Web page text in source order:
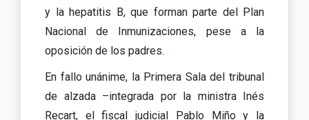
y la hepatitis B, que forman parte del Plan
Nacional de Inmunizaciones, pese a la
oposición de los padres.
En fallo unánime, la Primera Sala del tribunal
de alzada –integrada por la ministra Inés
Recart, el fiscal judicial Pablo Miño y la